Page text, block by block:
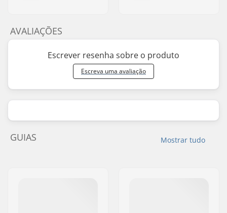
AVALIAÇÕES
Escrever resenha sobre o produto
Escreva uma avaliação
Mostrar tudo
GUIAS